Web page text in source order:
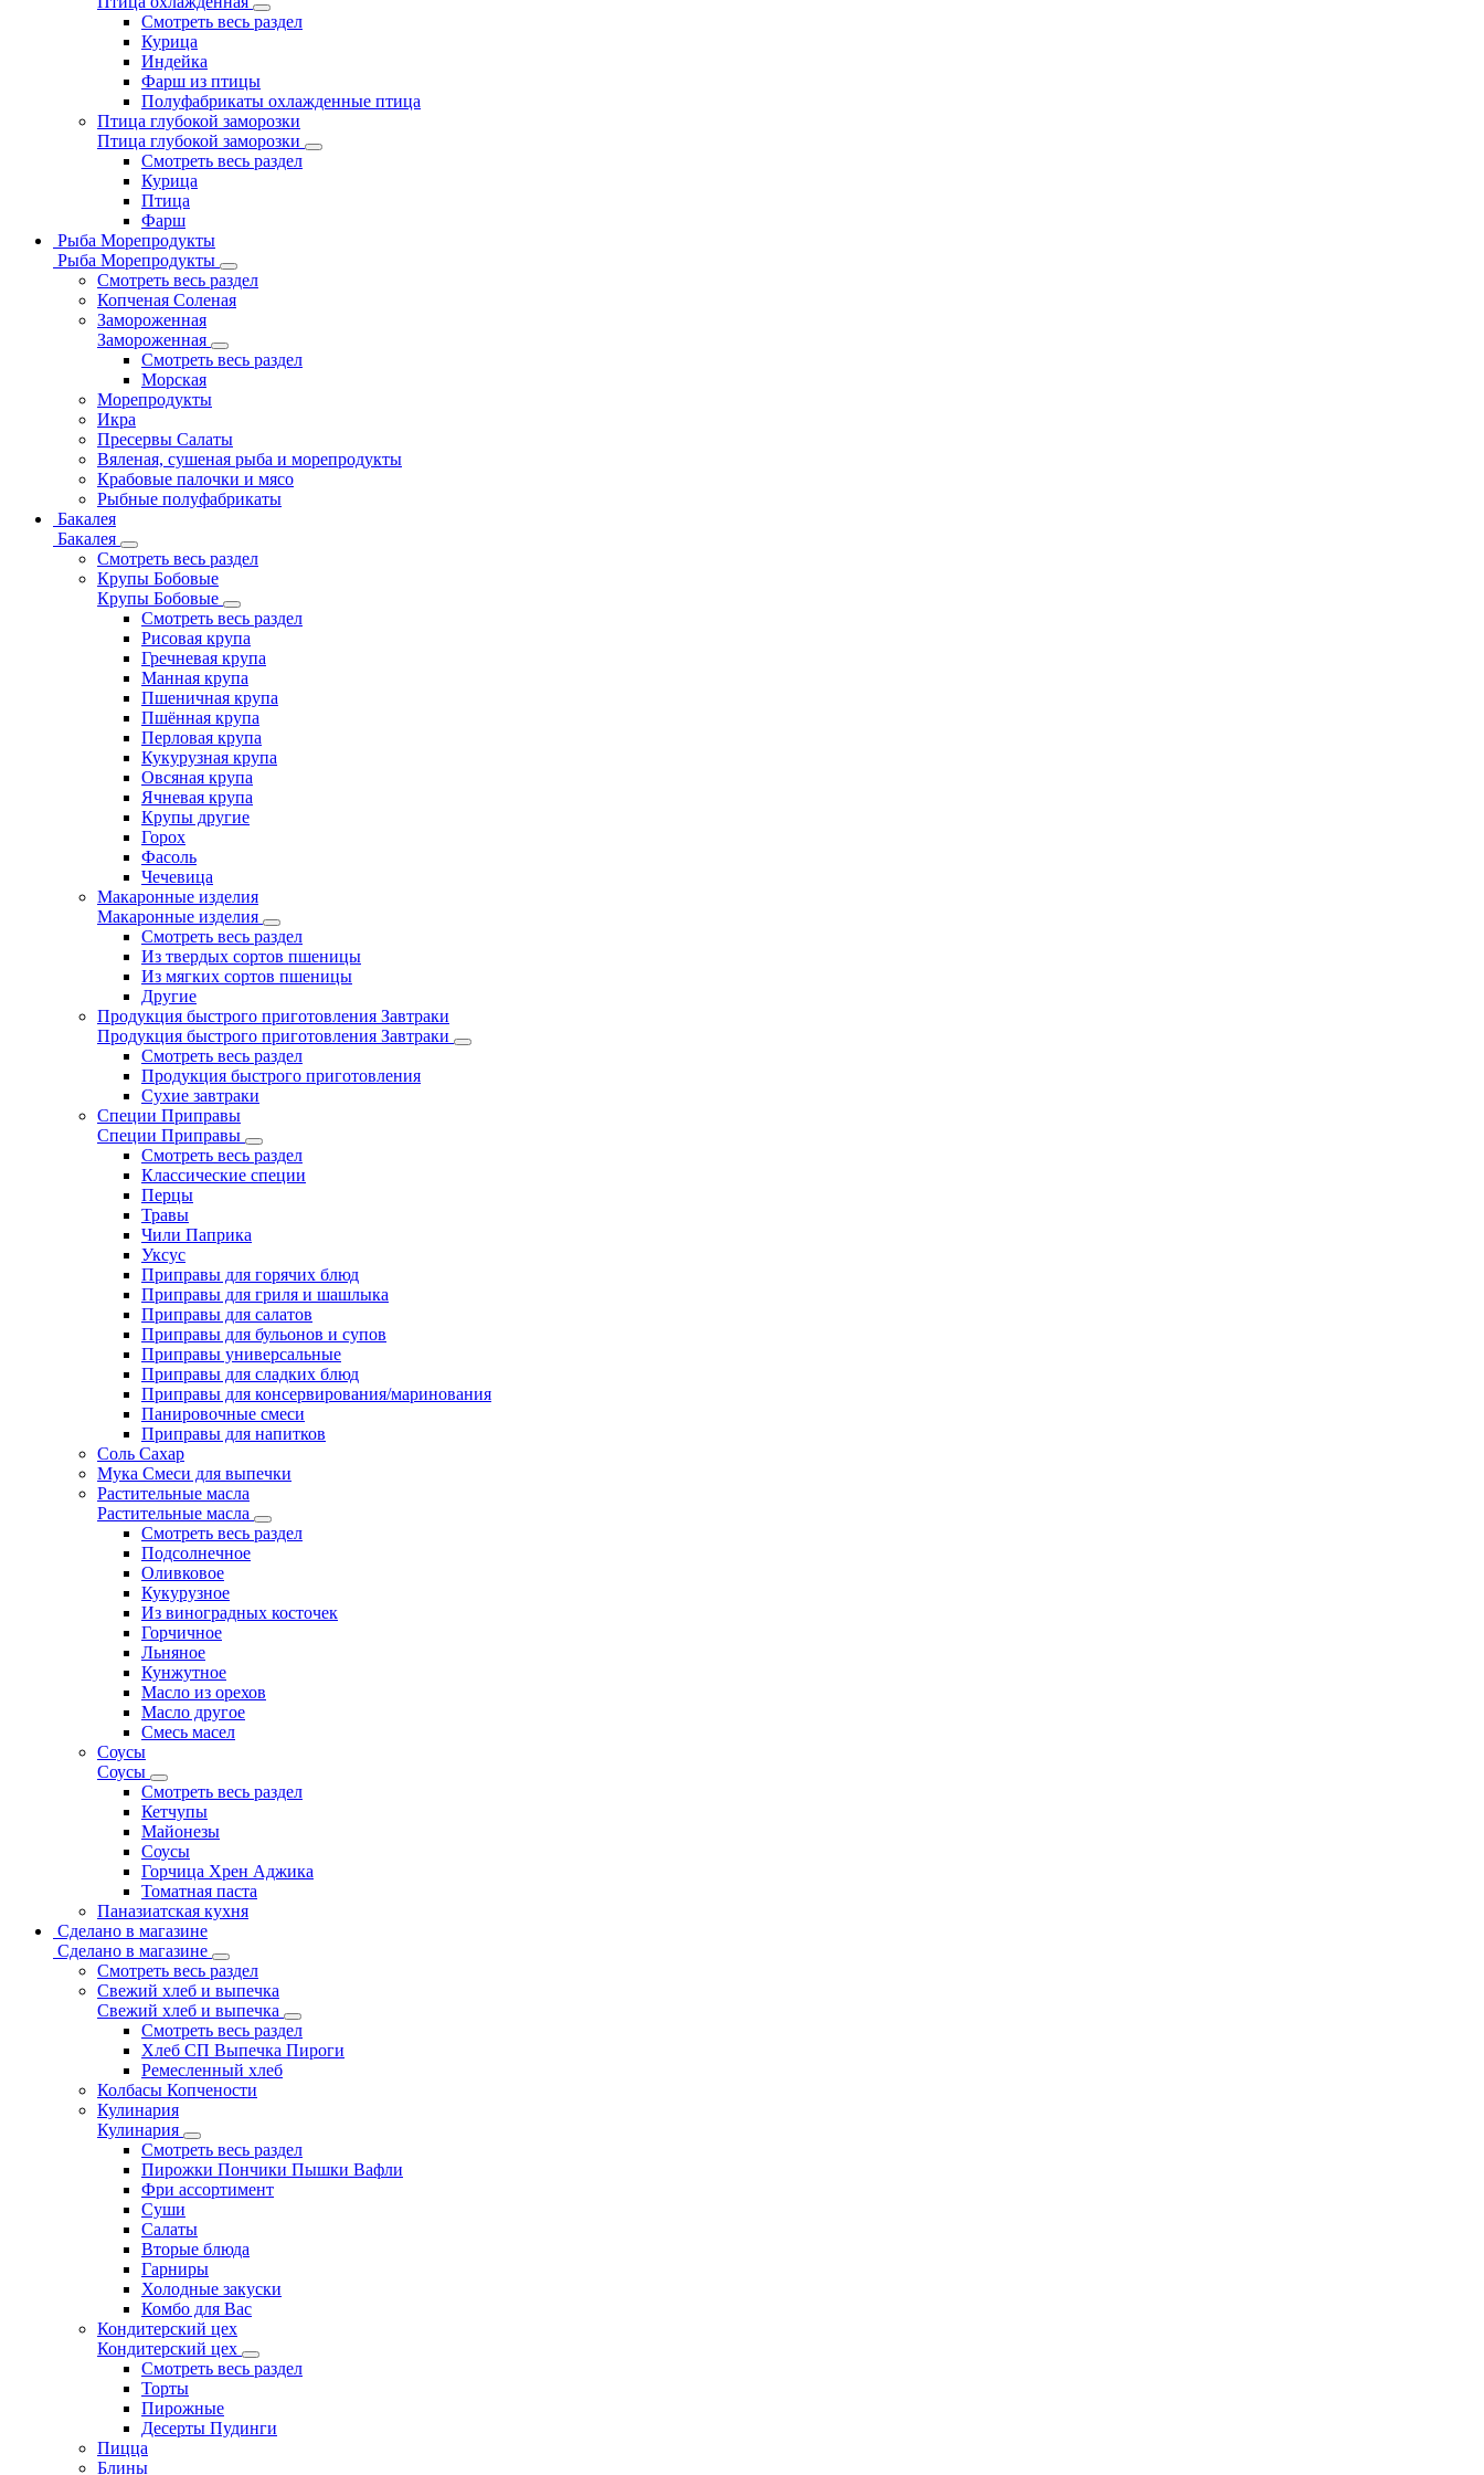
Смотреть весь раздел
Курица
Индейка
Фарш из птицы
Полуфабрикаты охлажденные птица
Птица глубокой заморозки
Птица глубокой заморозки
Смотреть весь раздел
Курица
Птица
Фарш
Рыба Морепродукты
Рыба Морепродукты
Смотреть весь раздел
Копченая Соленая
Замороженная
Замороженная
Смотреть весь раздел
Морская
Морепродукты
Икра
Пресервы Салаты
Вяленая, сушеная рыба и морепродукты
Крабовые палочки и мясо
Рыбные полуфабрикаты
Бакалея
Бакалея
Смотреть весь раздел
Крупы Бобовые
Крупы Бобовые
Смотреть весь раздел
Рисовая крупа
Гречневая крупа
Манная крупа
Пшеничная крупа
Пшённая крупа
Перловая крупа
Кукурузная крупа
Овсяная крупа
Ячневая крупа
Крупы другие
Горох
Фасоль
Чечевица
Макаронные изделия
Макаронные изделия
Смотреть весь раздел
Из твердых сортов пшеницы
Из мягких сортов пшеницы
Другие
Продукция быстрого приготовления Завтраки
Продукция быстрого приготовления Завтраки
Смотреть весь раздел
Продукция быстрого приготовления
Сухие завтраки
Специи Приправы
Специи Приправы
Смотреть весь раздел
Классические специи
Перцы
Травы
Чили Паприка
Уксус
Приправы для горячих блюд
Приправы для гриля и шашлыка
Приправы для салатов
Приправы для бульонов и супов
Приправы универсальные
Приправы для сладких блюд
Приправы для консервирования/маринования
Панировочные смеси
Приправы для напитков
Соль Сахар
Мука Смеси для выпечки
Растительные масла
Растительные масла
Смотреть весь раздел
Подсолнечное
Оливковое
Кукурузное
Из виноградных косточек
Горчичное
Льняное
Кунжутное
Масло из орехов
Масло другое
Смесь масел
Соусы
Соусы
Смотреть весь раздел
Кетчупы
Майонезы
Соусы
Горчица Хрен Аджика
Томатная паста
Паназиатская кухня
Сделано в магазине
Сделано в магазине
Смотреть весь раздел
Свежий хлеб и выпечка
Свежий хлеб и выпечка
Смотреть весь раздел
Хлеб СП Выпечка Пироги
Ремесленный хлеб
Колбасы Копчености
Кулинария
Кулинария
Смотреть весь раздел
Пирожки Пончики Пышки Вафли
Фри ассортимент
Суши
Салаты
Вторые блюда
Гарниры
Холодные закуски
Комбо для Вас
Кондитерский цех
Кондитерский цех
Смотреть весь раздел
Торты
Пирожные
Десерты Пудинги
Пицца
Блины